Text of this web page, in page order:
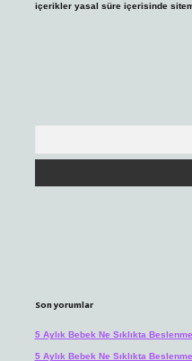
içerikler yasal süre içerisinde
Son yorumlar
5 Aylık Bebek Ne Sıklıkta
5 Aylık Bebek Ne Sıklıkta